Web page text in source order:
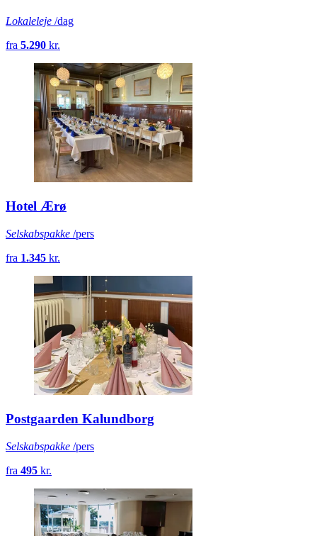
Lokaleleje /dag
fra 5.290 kr.
Hotel Ærø
Selskabspakke /pers
fra 1.345 kr.
Postgaarden Kalundborg
Selskabspakke /pers
fra 495 kr.